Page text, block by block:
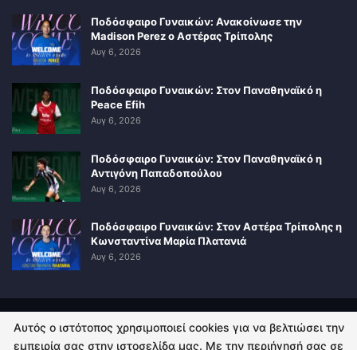
Ποδόσφαιρο Γυναικών: Ανακοίνωσε την
Madison Perez ο Αστέρας Τρίπολης
Αυγ 6, 2026
Ποδόσφαιρο Γυναικών: Στον Παναθηναϊκό η
Peace Efih
Αυγ 6, 2026
Ποδόσφαιρο Γυναικών: Στον Παναθηναϊκό η
Αντιγόνη Παπαδοπούλου
Αυγ 6, 2026
Ποδόσφαιρο Γυναικών: Στον Αστέρα Τρίπολης η
Κωνσταντίνα Μαρία Πλατανιά
Αυγ 6, 2026
ΠΟΛΙΤΙΚΗ ΑΠΟΡΡΗΤΟΥ ΕΠΙΚΟΙΝΩΝΙΑ
Αυτός ο ιστότοπος χρησιμοποιεί cookies για να βελτιώσει την
εμπειρία σας στην ιστοσελίδα μας. Με την περιήγησή σας σε